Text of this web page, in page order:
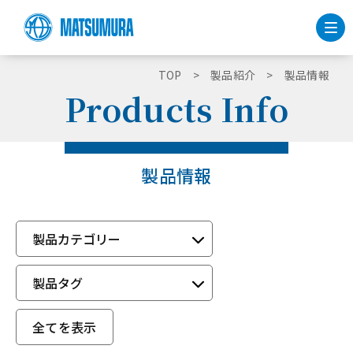
TOP 製品紹介 製品情報
Products Info
製品情報
製品カテゴリー
製品タグ
全てを表示